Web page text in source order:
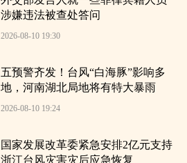
涉嫌违法被查处答问
2026-08-10 19:30
五预警齐发！台风“白海豚”影响多
地，河南湖北局地将有特大暴雨
2026-08-10 19:24
国家发展改革委紧急安排2亿元支持
浙江台风灾害灾后应急恢复